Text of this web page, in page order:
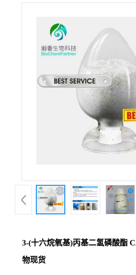
3-(十六烷氧基)丙基二氢磷酸酯
物现货